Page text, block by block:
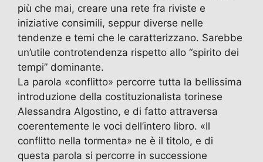
più che mai, creare una rete fra riviste e
iniziative consimili, seppur diverse nelle
tendenze e temi che le caratterizzano. Sarebbe
un’utile controtendenza rispetto allo “spirito dei
tempi” dominante.
La parola «conflitto» percorre tutta la bellissima
introduzione della costituzionalista torinese
Alessandra Algostino, e di fatto attraversa
coerentemente le voci dell’intero libro. «Il
conflitto nella tormenta» ne è il titolo, e di
questa parola si percorre in successione